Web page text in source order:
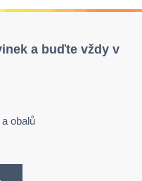
a buďte vždy v
obalů